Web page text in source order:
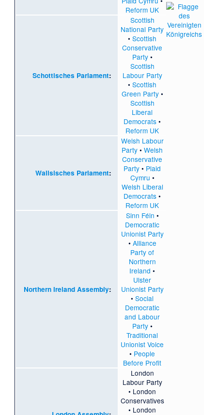
Reform UK
Schottisches Parlament:
Scottish
National Party
•Scottish
Conservative
Party•
Scottish
Labour Party
•Scottish
Green Party•
Scottish
Liberal
Democrats •
Reform UK
Walisisches Parlament:
Welsh Labour
Party •Welsh
Conservative
Party • Plaid
Cymru •
Welsh Liberal
Democrats •
Reform UK
Northern Ireland Assembly:
Sinn Féin •
Democratic
Unionist Party
• Alliance
Party of
Northern
Ireland •
Ulster
Unionist Party
•Social
Democratic
and Labour
Party•
Traditional
Unionist Voice
• People
Before Profit
London
Labour Party
• London
Conservatives
• London